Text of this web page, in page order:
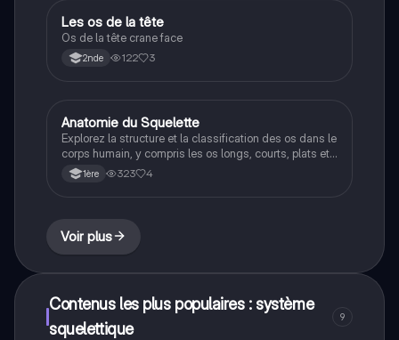
SVT
Les os de la tête
Os de la tête crane face
2nde 122 3
Bio éco
Anatomie du Squelette
Explorez la structure et la classification des os dans le
corps humain, y compris les os longs, courts, plats et
irréguliers. Ce document couvre également les
articulations, les types d'articulations, et la
physiopathologie. Type: résumé.
1ère 323 4
Voir plus
Contenus les plus populaires : système
squelettique
9